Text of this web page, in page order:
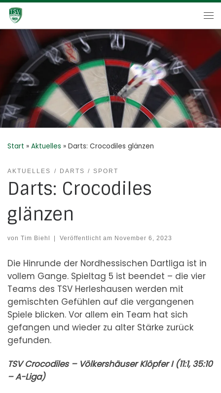
Zum Inhalt springen
Start » Aktuelles » Darts: Crocodiles glänzen
AKTUELLES DARTS SPORT
Darts: Crocodiles
glänzen
von Tim Biehl Veröffentlicht am November 6, 2023
Die Hinrunde der Nordhessischen Dartliga ist in
vollem Gange. Spieltag 5 ist beendet – die vier
Teams des TSV Herleshausen werden mit
gemischten Gefühlen auf die vergangenen
Spiele blicken. Vor allem ein Team hat sich
gefangen und wieder zu alter Stärke zurück
gefunden.
TSV Crocodiles – Völkershäuser Klöpfer I (11:1, 35:10
– A-Liga)